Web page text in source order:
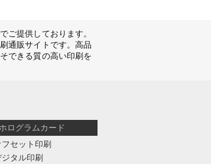
ご提供しております。
通販サイトです。高品
できる質の高い印刷を
ホログラムカード
フセット印刷
タル印刷